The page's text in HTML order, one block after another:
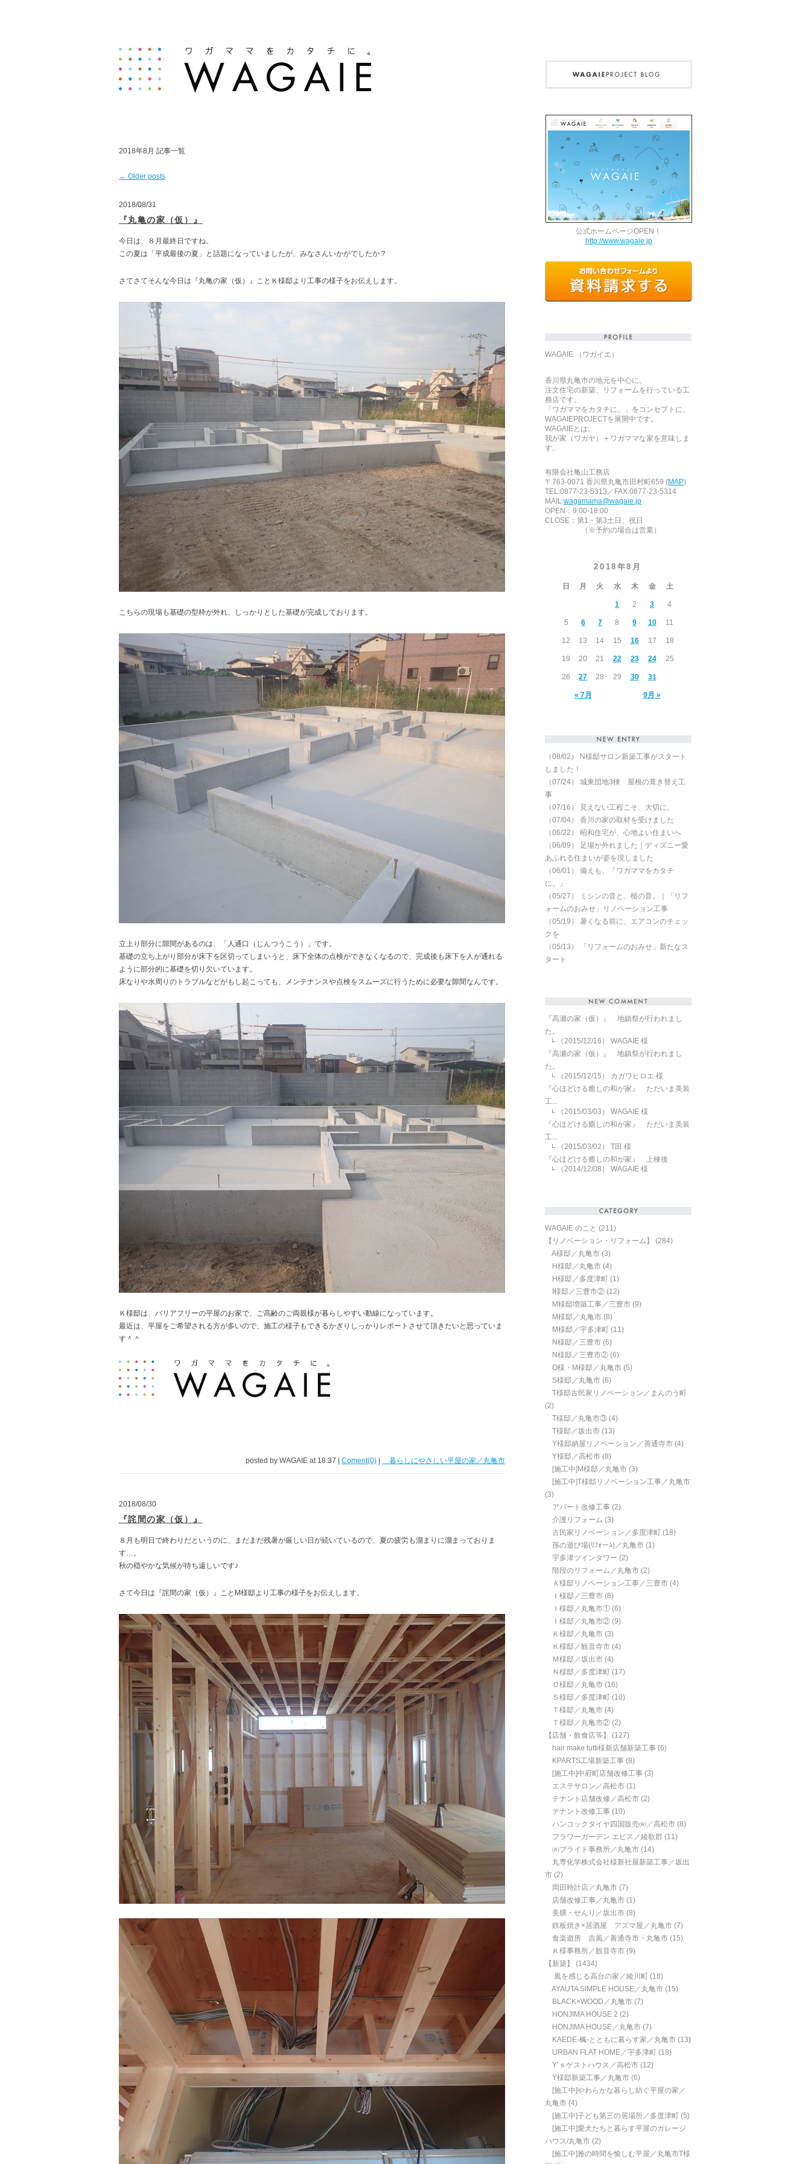
2018年8月 記事一覧
← Older posts
2018/08/31
『丸亀の家（仮）』
今日は、８月最終日ですね。
この夏は「平成最後の夏」と話題になっていましたが、みなさんいかがでしたか？
さてさてそんな今日は『丸亀の家（仮）』ことＫ様邸より工事の様子をお伝えします。
こちらの現場も基礎の型枠が外れ、しっかりとした基礎が完成しております。
立上り部分に隙間があるのは、「人通口（じんつうこう）」です。
基礎の立ち上がり部分が床下を区切ってしまいうと、床下全体の点検ができなくなるので、完成後も床下を人が通れる
ように部分的に基礎を切り欠いています。
床なりや水周りのトラブルなどがもし起こっても、メンテナンスや点検をスムーズに行うために必要な隙間なんです。
Ｋ様邸は、バリアフリーの平屋のお家で、ご高齢のご両親様が暮らしやすい動線になっています。
最近は、平屋をご希望される方が多いので、施工の様子もできるかぎりしっかりレポートさせて頂きたいと思っていま
す＾＾
posted by WAGAIE at 18:37 | Coment(0) 暮らしにやさしい平屋の家／丸亀市
2018/08/30
『詫間の家（仮）』
８月も明日で終わりだというのに、まだまだ残暑が厳しい日が続いているので、夏の疲労も溜まりに溜まっておりま
す…。
秋の穏やかな気候が待ち遠しいです♪
さて今日は『詫間の家（仮）』ことM様邸より工事の様子をお伝えします。
公式ホームページOPEN！
http://www.wagaie.jp
WAGAIE （ワガイエ）
香川県丸亀市の地元を中心に、
注文住宅の新築、リフォームを行っている工
務店です。
「ワガママをカタチに。」をコンセプトに、
WAGAIEPROJECTを展開中です。
WAGAIEとは、
我が家（ワガヤ）＋ワガママな家を意味しま
す。
有限会社亀山工務店
〒763-0071 香川県丸亀市田村町659 (MAP)
TEL:0877-23-5313／FAX:0877-23-5314
MAIL:wagamama@wagaie.jp
OPEN：9:00-18:00
CLOSE：第1・第3土日、祝日
（※予約の場合は営業）
2018年8月
日 月 火 水 木 金 土
« 7月 9月 »
1 2 3 4
5 6 7 8 9 10 11
12 13 14 15 16 17 18
19 20 21 22 23 24 25
26 27 28 29 30 31
（08/02）
N様邸サロン新築工事がスタート
しました！
（07/24） 城東団地3棟 屋根の葺き替え工
事
（07/16）
見えない工程こそ、大切に。
（07/04） 香川の家の取材を受けました
（06/22） 昭和住宅が、心地よい住まいへ
（06/09） 足場が外れました｜ディズニー愛
あふれる住まいが姿を現しました
（06/01） 備えも、「ワガママをカタチ
に。」
（05/27）
ミシンの音と、槌の音。｜「リフ
ォームのおみせ」リノベーション工事
（05/19） 暑くなる前に、エアコンのチェッ
クを
（05/13）
「リフォームのおみせ」新たなス
タート
『高瀬の家（仮）』 地鎮祭が行われまし
た。
（2015/12/16）
WAGAIE 様
『高瀬の家（仮）』 地鎮祭が行われまし
た。
（2015/12/15）
カガワヒロエ 様
『心ほどける癒しの和が家』 ただいま美装
工...
（2015/03/03）
WAGAIE 様
『心ほどける癒しの和が家』 ただいま美装
工...
（2015/03/02）
T田 様
『心ほどける癒しの和が家』 上棟後
（2014/12/08）
WAGAIE 様
WAGAIE のこと (211)
【リノベーション・リフォーム】
(284)
A様邸／丸亀市 (3)
H様邸／丸亀市 (4)
H様邸／多度津町 (1)
I様邸／三豊市② (12)
M様邸増築工事／三豊市 (9)
M様邸／丸亀市 (8)
M様邸／宇多津町 (11)
N様邸／三豊市 (6)
N様邸／三豊市② (6)
O様・M様邸／丸亀市 (5)
S様邸／丸亀市 (6)
T様邸古民家リノベーション／まんのう町
(2)
T様邸／丸亀市③ (4)
T様邸／坂出市 (13)
Y様邸納屋リノベーション／善通寺市 (4)
Y様邸／高松市 (8)
[施工中]M様邸／丸亀市 (3)
[施工中]T様邸リノベーション工事／丸亀市
(3)
アパート改修工事 (2)
介護リフォーム (3)
古民家リノベーション／多度津町 (18)
孫の遊び場(ﾘﾌｫーﾑ)／丸亀市 (1)
宇多津ツインタワー (2)
階段のリフォーム／丸亀市 (2)
Ａ様邸リノベーション工事／三豊市 (4)
Ｉ様邸／三豊市 (8)
Ｉ様邸／丸亀市① (6)
Ｉ様邸／丸亀市② (9)
Ｋ様邸／丸亀市 (3)
Ｋ様邸／観音寺市 (4)
Ｍ様邸／坂出市 (4)
Ｎ様邸／多度津町 (17)
Ｏ様邸／丸亀市 (16)
Ｓ様邸／多度津町 (10)
Ｔ様邸／丸亀市 (4)
Ｔ様邸／丸亀市② (2)
【店舗・飲食店等】
(127)
hair make tutti様新店舗新築工事 (6)
KPARTS工場新築工事 (8)
[施工中]中府町店舗改修工事 (3)
エステサロン／高松市 (1)
テナント店舗改修／高松市 (2)
テナント改修工事 (10)
ハンコックタイヤ四国販売㈱／高松市 (8)
フラワーガーデン エビス／綾歌郡 (11)
㈲ブライト事務所／丸亀市 (14)
丸専化学株式会社様新社屋新築工事／坂出
市 (2)
岡田時計店／丸亀市 (7)
店舗改修工事／丸亀市 (1)
美膳・せんり／坂出市 (8)
鉄板焼き×居酒屋 アズマ屋／丸亀市 (7)
食楽遊房 吉風／善通寺市・丸亀市 (15)
Ｋ様事務所／観音寺市 (9)
【新築】
(1434)
風を感じる高台の家／綾川町 (18)
AYAUTA SIMPLE HOUSE／丸亀市 (15)
BLACK×WOOD／丸亀市 (7)
HONJIMA HOUSE 2 (2)
HONJIMA HOUSE／丸亀市 (7)
KAEDE-楓-とともに暮らす家／丸亀市 (13)
URBAN FLAT HOME／宇多津町 (18)
Y’ｓゲストハウス／高松市 (12)
Y様邸新築工事／丸亀市 (6)
[施工中]やわらかな暮らし紡ぐ平屋の家／
丸亀市 (4)
[施工中]子ども第三の居場所／多度津町 (5)
[施工中]愛犬たちと暮らす平屋のガレージ
ハウス/丸亀市 (2)
[施工中]雅の時間を愉しむ平屋／丸亀市T様